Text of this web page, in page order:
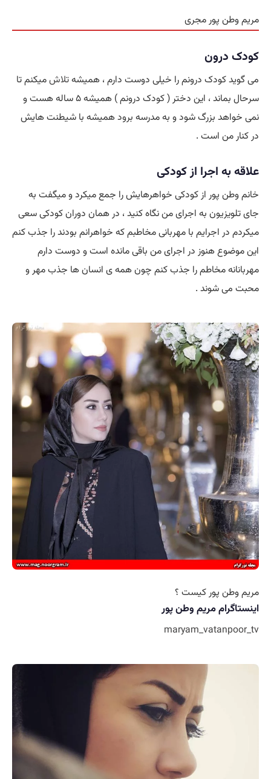
مریم وطن پور مجری
کودک درون
می گوید کودک درونم را خیلی دوست دارم ، همیشهتلاشمیکنم تا
سرحال بماند ، این دختر ( کودک درونم ) همیشه ۵ ساله هست و
نمی خواهد بزرگ شود و به مدرسه برود همیشه با شیطنت هایش
در کنار من است .
علاقه به اجرا از کودکی
خانم وطن پور از کودکی خواهرهایش را جمع میکرد و میگفت به
جای تلویزیون به اجرای من نگاه کنید ، در همان دوران کودکی سعی
میکردم در اجرایم با مهربانی مخاطبم که خواهرانم بودند را جذب کنم
این موضوع هنوز در اجرای من باقی مانده است و دوست دارم
مهربانانه مخاطم را جذب کنم چون همه ی انسان ها جذب مهر و
محبت می شوند .
مریم وطن پور کیست ؟
اینستاگرام مریم وطن پور
maryam_vatanpoor_tv